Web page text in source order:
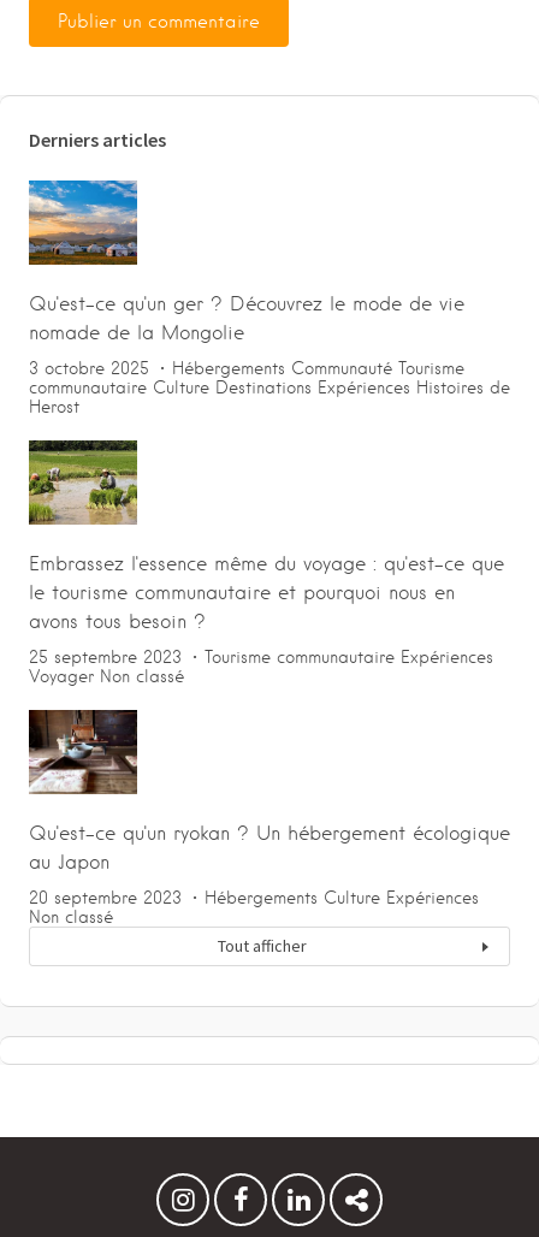
Derniers articles
Qu'est-ce qu'un ger ? Découvrez le mode de vie
nomade de la Mongolie
3 octobre 2025 Hébergements Communauté Tourisme
communautaire Culture Destinations Expériences Histoires de
Herost
Embrassez l'essence même du voyage : qu'est-ce que
le tourisme communautaire et pourquoi nous en
avons tous besoin ?
25 septembre 2023 Tourisme communautaire Expériences
Voyager Non classé
Qu'est-ce qu'un ryokan ? Un hébergement écologique
au Japon
20 septembre 2023 Hébergements Culture Expériences
Non classé
Tout afficher